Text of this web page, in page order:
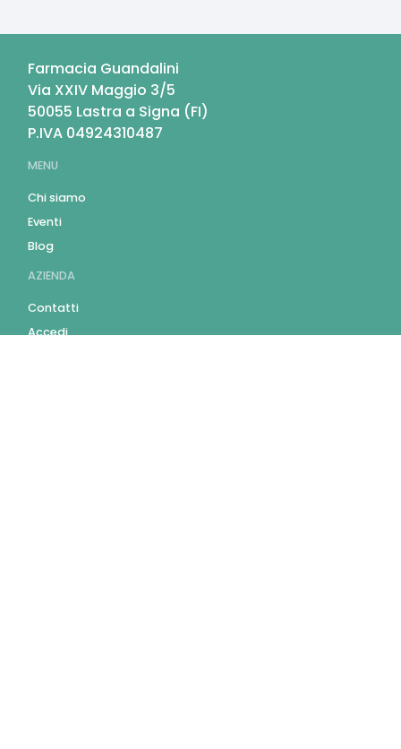
Farmacia Guandalini
Via XXIV Maggio 3/5
50055 Lastra a Signa (FI)
P.IVA 04924310487
MENU
Chi siamo
Eventi
Blog
AZIENDA
Contatti
Accedi